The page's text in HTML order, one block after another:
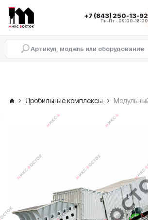
+7 (843) 250-13-92
Пн–Пт · 09:00–18:00
Дробильные комплексы